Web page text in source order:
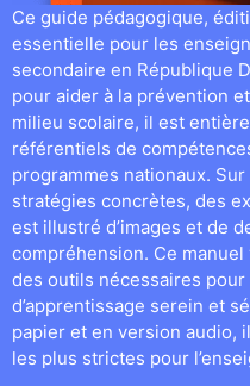
Ce guide pédagogique,
essentielle pour les
secondaire en République
pour aider à la prévention
milieu scolaire, il est
référentiels de
programmes nationaux.
stratégies concrètes, des
est illustré d’images et de
compréhension. Ce
des outils nécessaires
d’apprentissage serein et
papier et en version audio,
les plus strictes pour